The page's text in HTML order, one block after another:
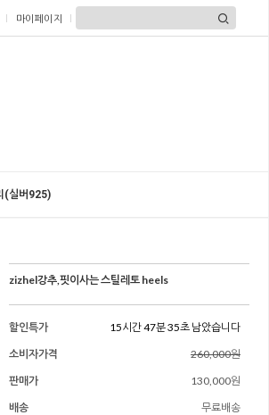
마이페이지
(실버925)
zizhel강추,핏이사는 스틸레토 heels
할인특가
15시간 47분 34초 남았습니다
소비자가격
260,000원
판매가
130,000원
배송
무료배송